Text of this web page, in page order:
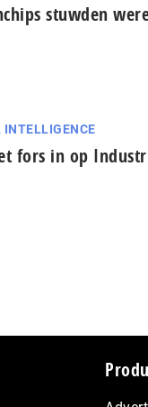
stuwden
fors in op